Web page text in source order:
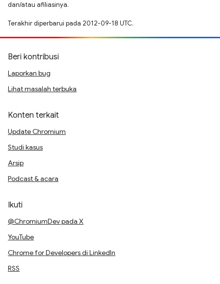
dan/atau afiliasinya.
Terakhir diperbarui pada 2012-09-18 UTC.
Beri kontribusi
Laporkan bug
Lihat masalah terbuka
Konten terkait
Update Chromium
Studi kasus
Arsip
Podcast & acara
Ikuti
@ChromiumDev pada X
YouTube
Chrome for Developers di LinkedIn
RSS